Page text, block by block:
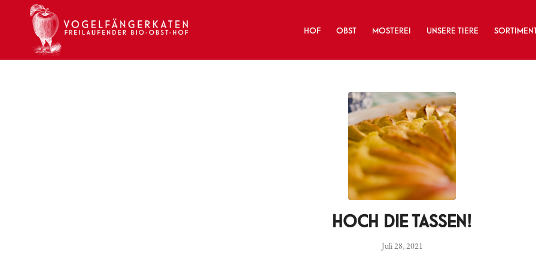
HOF OBST MOSTEREI UNSERE TIERE
HOCH DIE TASSEN!
Juli 28, 2021